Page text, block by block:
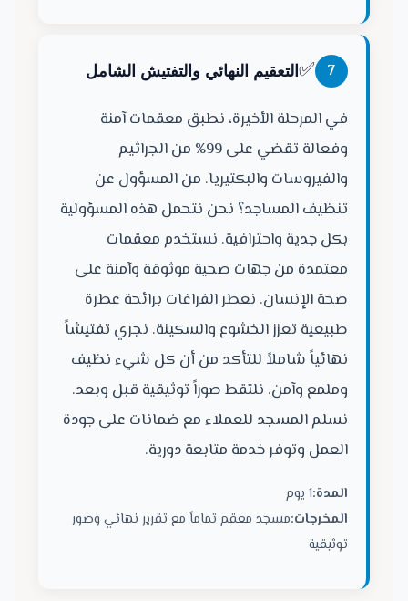
7
✅ التعقيم النهائي والتفتيش الشامل
في المرحلة الأخيرة، نطبق معقمات آمنة
وفعالة تقضي على 99% من الجراثيم
والفيروسات والبكتيريا. من المسؤول عن
تنظيف المساجد؟ نحن نتحمل هذه المسؤولية
بكل جدية واحترافية. نستخدم معقمات
معتمدة من جهات صحية موثوقة وآمنة على
صحة الإنسان. نعطر الفراغات برائحة عطرة
طبيعية تعزز الخشوع والسكينة. نجري تفتيشاً
نهائياً شاملاً للتأكد من أن كل شيء نظيف
وملمع وآمن. نلتقط صوراً توثيقية قبل وبعد.
نسلم المسجد للعملاء مع ضمانات على جودة
العمل وتوفر خدمة متابعة دورية.
المدة:1 يوم
المخرجات:مسجد معقم تماماً مع تقرير نهائي وصور
توثيقية